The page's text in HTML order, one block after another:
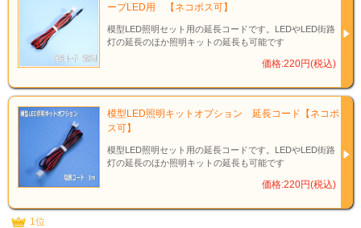
ープLED用 【ネコポス可】
模型LED照明セット用の延長コードです。LEDやLED街路
灯の延長のほか照明キットの延長も可能です
価格:220円(税込)
模型LED照明キットオプション 延長コード【ネコポ
ス可】
模型LED照明セット用の延長コードです。LEDやLED街路
灯の延長のほか照明キットの延長も可能です
価格:220円(税込)
1位